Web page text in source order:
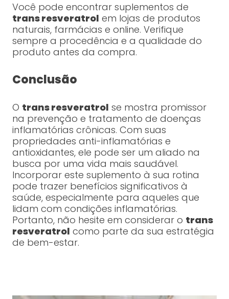
Você pode encontrar suplementos de
trans resveratrol em lojas de produtos
naturais, farmácias e online. Verifique
sempre a procedência e a qualidade do
produto antes da compra.
Conclusão
O trans resveratrol se mostra promissor
na prevenção e tratamento de doenças
inflamatórias crônicas. Com suas
propriedades anti-inflamatórias e
antioxidantes, ele pode ser um aliado na
busca por uma vida mais saudável.
Incorporar este suplemento à sua rotina
pode trazer benefícios significativos à
saúde, especialmente para aqueles que
lidam com condições inflamatórias.
Portanto, não hesite em considerar o trans
resveratrol como parte da sua estratégia
de bem-estar.